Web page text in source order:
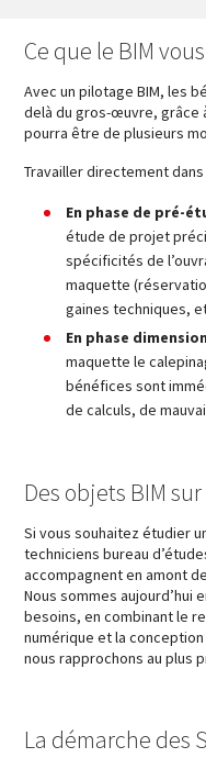
Ce que le BIM
Avec un pilotage BIM, les
delà du gros-œuvre, grâce
pourra être de plusieurs
Travailler directement
En phase de pré-
étude de projet
spécificités de
maquette
gaines techniques,
En phase
maquette le
bénéfices sont
de calculs, de
Des objets BIM
Si vous souhaitez étudier
techniciens bureau
accompagnent en amont
Nous sommes aujourd’hui
besoins, en combinant le
numérique et la conception
nous rapprochons au plus
La démarche des